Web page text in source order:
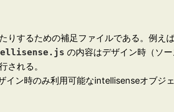
りするための補足ファイルである。例え
の内容はデザイン時（ソ
される。
ン時のみ利用可能なintellisenseオブジ